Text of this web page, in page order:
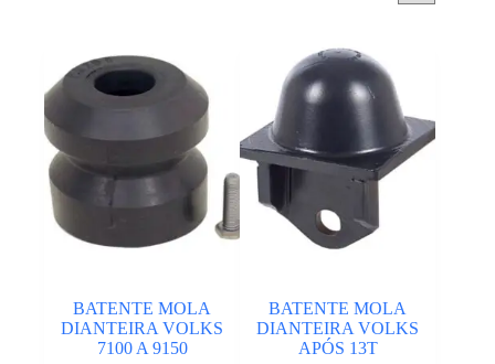
BATENTE MOLA
DIANTEIRA VOLKS
7100 A 9150
BATENTE MOLA
DIANTEIRA VOLKS
APÓS 13T